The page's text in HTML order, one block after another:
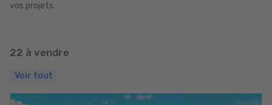
vos projets.
22 à vendre
Voir tout